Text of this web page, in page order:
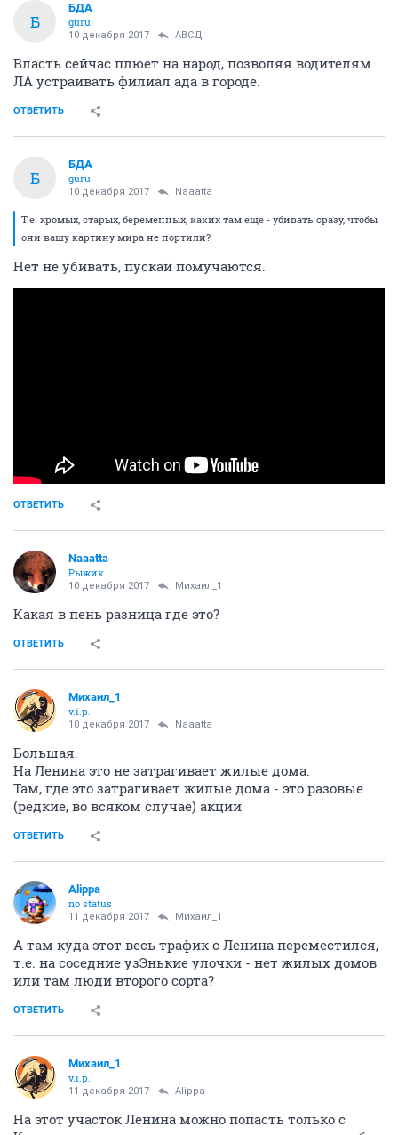
Б
БДА
guru
10 декабря 2017 АВСД
Власть сейчас плюет на народ, позволяя водителям
ЛА устраивать филиал ада в городе.
ОТВЕТИТЬ
Б
БДА
guru
10 декабря 2017 Naaatta
Т.е. хромых, старых, беременных, каких там еще - убивать сразу, чтобы
они вашу картину мира не портили?
Нет не убивать, пускай помучаются.
ОТВЕТИТЬ
Naaatta
Рыжик.....
10 декабря 2017 Михаил_1
Какая в пень разница где это?
ОТВЕТИТЬ
Михаил_1
v.i.p.
10 декабря 2017 Naaatta
Большая.
На Ленина это не затрагивает жилые дома.
Там, где это затрагивает жилые дома - это разовые
(редкие, во всяком случае) акции
ОТВЕТИТЬ
Alippa
no status
11 декабря 2017 Михаил_1
А там куда этот весь трафик с Ленина переместился,
т.е. на соседние узЭнькие улочки - нет жилых домов
или там люди второго сорта?
ОТВЕТИТЬ
Михаил_1
v.i.p.
11 декабря 2017 Alippa
На этот участок Ленина можно попасть только с